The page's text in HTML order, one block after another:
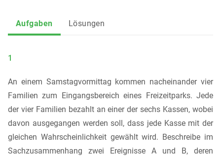
Aufgaben Lösungen
1
An einem Samstagvormittag kommen nacheinander vier
Familien zum Eingangsbereich eines Freizeitparks. Jede
der vier Familien bezahlt an einer der sechs Kassen, wobei
davon ausgegangen werden soll, dass jede Kasse mit der
gleichen Wahrscheinlichkeit gewählt wird. Beschreibe im
Sachzusammenhang zwei Ereignisse A und B, deren